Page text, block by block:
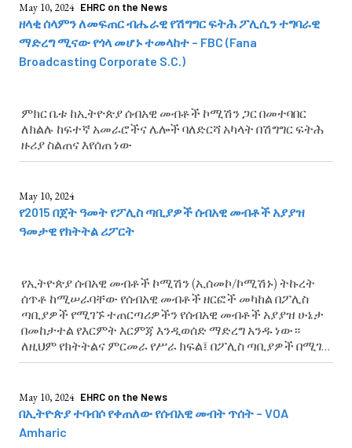
May 10, 2024 EHRC on the News
ዘላቂ ሰላምን ለመፍጠር ብሔራዊ የሽግግር ፍትሕ ፖሊሲን ተግባራዊ
ማድረግ ሚናው የጎላ መሆኑ ተመላከተ – FBC (Fana
Broadcasting Corporate S.C.)
ምክር ቤቱ ከኢትዮጵያ ሰብአዊ መብቶች ኮሚሽን ጋር በመተባበር
ለክልሉ ከፍተኛ አመራሮችና ሌሎች ባለድርሻ አካላት በሽግግር ፍትሕ
ዙሪያ ስልጠና እየሰጠ ነው
May 10, 2024
የ2015 በጀት ዓመት የፖሊስ ጣቢያዎች ሰብአዊ መብቶች አያያዝ
ዓመታዊ የክትትል ሪፖርት
የኢትዮጵያ ሰብአዊ መብቶች ኮሚሽን (ኢሰመኮ/ኮሚሽኑ) ትኩረት
ሰጥቶ ከሚሠራባቸው የሰብአዊ መብቶች ዘርፎች መካከል በፖሊስ
ጣቢያዎች የሚገኙ ተጠርጣሪዎችን የሰብአዊ መብቶች አያያዝ ሁኔታ
በመከታተል የእርምት እርምጃ እንዲወሰድ ማድረግ አንዱ ነው።
ለዚህም የክትትልና ምርመራ የሥራ ክፍል፤ በፖሊስ ጣቢያዎች በሚገኙ
ተጠርጣሪዎች መብቶች ዙሪያ የሕግ ማዕቀፎች አተገባበርን
ሥራዎችን እያከናወነ ይገኛል። ይህ ዓመታዊ ሪፖርት በ2015 በጀት...
May 10, 2024 EHRC on the News
በኢትዮጵያ ተባብሶ የቀጠለው የሰብአዊ መብት ጥሰት – VOA
Amharic